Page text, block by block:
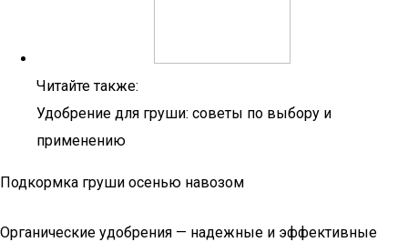
Читайте также:
Удобрение для груши: советы по выбору и
применению
Подкормка груши осенью навозом
Органические удобрения — надежные и эффективные